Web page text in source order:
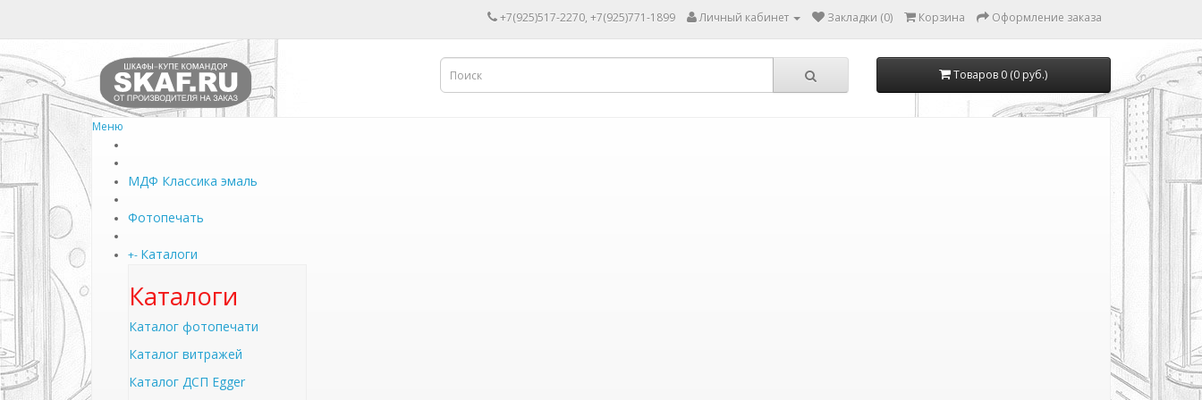
+7(925)517-2270, +7(925)771-1899 Личный кабинет Закладки (0) Корзина Оформление заказа
Товаров 0 (0 руб.)
Меню
МДФ Классика эмаль
Фотопечать
+- Каталоги
Каталоги
Каталог фотопечати
Каталог витражей
Каталог ДСП Egger